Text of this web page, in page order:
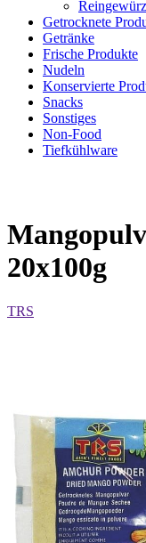
Getrocknete
Getränke
Frische Produkte
Nudeln
Konservierte
Snacks
Sonstiges
Non-Food
Tiefkühlware
20x100g
TRS